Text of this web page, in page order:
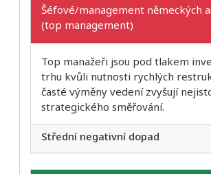
Šéfové/management německých
(top management)
Top manažeři jsou pod tlakem
trhu kvůli nutnosti rychlých
časté výměny vedení zvyšují
strategického směřování.
Střední negativní dopad